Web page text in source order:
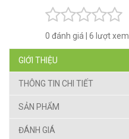
0 đánh giá 6 lượt xem
GIỚI THIỆU
THÔNG TIN CHI TIẾT
SẢN PHẨM
ĐÁNH GIÁ